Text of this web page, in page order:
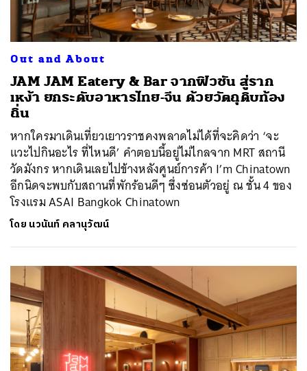
Out and About
JAM JAM Eatery & Bar จากฟิวชัน สู่ราก
เหง้า ยกระดับอาหารไทย-จีน ด้วยวัตถุดิบท้อง
ถิ่น
หากใครมาเดินเที่ยวเยาวราชคงพลาดไม่ได้ที่จะคิดว่า ‘จะ
แวะไปกินอะไร ที่ไหนดี’ คำตอบนี้อยู่ไม่ไกลจาก MRT สถานี
วัดมังกร หากเดินเลยไปข้างหลังศูนย์การค้า I’m Chinatown
อีกนิดจะพบกับสถานที่พักร้อนดีๆ ซึ่งซ่อนตัวอยู่ ณ ชั้น 4 ของ
โรงแรม ASAI Bangkok Chinatown
โดย นวนันท์ คลานุวัฒน์